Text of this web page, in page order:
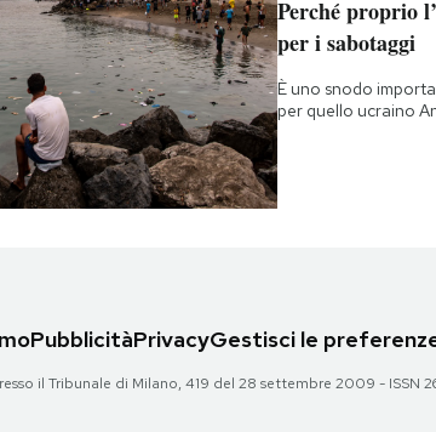
Perché proprio
per i sabotaggi
È uno snodo
per quello ucraino
PubblicitàPrivacyGestisci le
il Tribunale di Milano, 419 del 28 settembre 2009 - ISSN